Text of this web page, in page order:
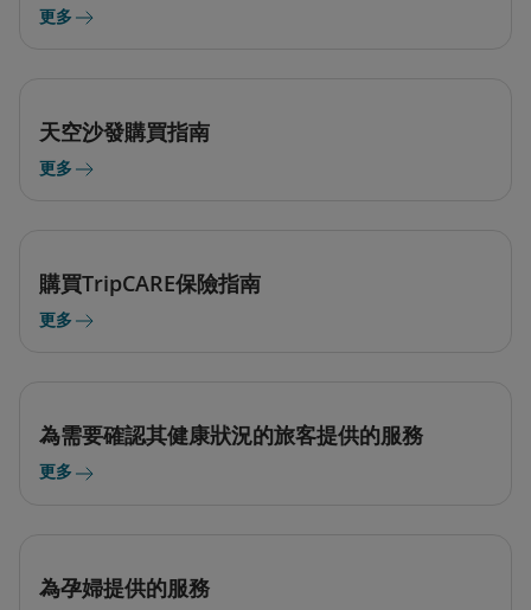
更多
天空沙發購買指南
更多
購買TripCARE保險指南
更多
為需要確認其健康狀況的旅客提供的服務
更多
為孕婦提供的服務